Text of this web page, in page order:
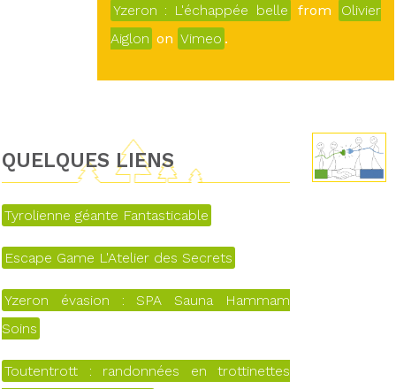
Yzeron : L'échappée belle from
Olivier
Aiglon on Vimeo .
QUELQUES LIENS
Tyrolienne géante Fantasticable
Escape Game L'Atelier des Secrets
Yzeron évasion : SPA Sauna Hammam
Soins
Toutentrott : randonnées en trottinettes